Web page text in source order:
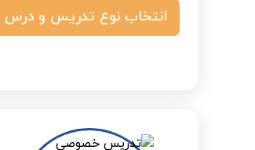
انتخاب نوع تدریس و درس